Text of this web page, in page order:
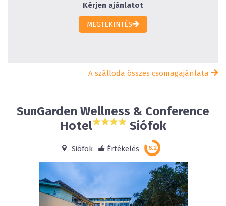
Kérjen ajánlatot
MEGTEKINTÉS
A szálloda összes csomagajánlata
SunGarden Wellness & Conference
Hotel
Siófok
Siófok Értékelés